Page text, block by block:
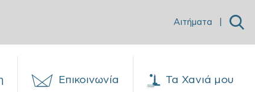
Αιτήματα
Επικοινωνία Τα Χανιά μου